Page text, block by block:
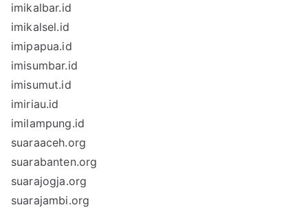
imikalbar.id
imikalsel.id
imipapua.id
imisumbar.id
imisumut.id
imiriau.id
imilampung.id
suaraaceh.org
suarabanten.org
suarajogja.org
suarajambi.org